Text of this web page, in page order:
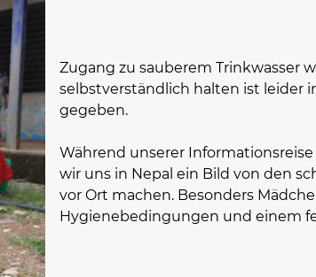
Zugang zu sauberem Trinkwasser
selbstverständlich halten ist leider
gegeben.
Während unserer
wir uns in Nepal ein Bild von den
vor Ort machen. Besonders
Hygienebedingungen und einem